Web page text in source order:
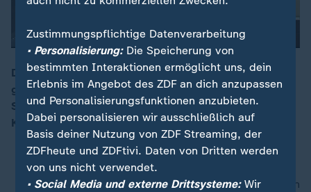
00:16
Die SPD habe vom Scheitern der Ampel-Regierung
gelernt, sagt Vorsitzende Saskia Esken. Das
Sondervermögen stelle die "finanzielle Grundlage der
Koalition" sicher.
nach oben
Zustimmungspflichtige Datenverarbeitung
• Personalisierung:Die Speicherung von
bestimmten Interaktionen ermöglicht uns, dein
Erlebnis im Angebot des ZDF an dich anzupassen
und Personalisierungsfunktionen anzubieten.
Dabei personalisieren wir ausschließlich auf
Basis deiner Nutzung von ZDF Streaming, der
ZDFheute und ZDFtivi. Daten von Dritten werden
von uns nicht verwendet.
• Social Media und externe Drittsysteme:Wir